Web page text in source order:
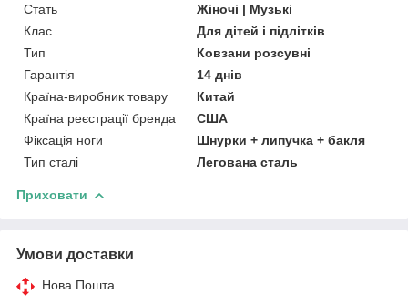
Стать
Жіночі | Музькі
Клас
Для дітей і підлітків
Тип
Ковзани розсувні
Гарантія
14 днів
Країна-виробник товару
Китай
Країна реєстрації бренда
США
Фіксація ноги
Шнурки + липучка + бакля
Тип сталі
Легована сталь
Приховати
Умови доставки
Нова Пошта